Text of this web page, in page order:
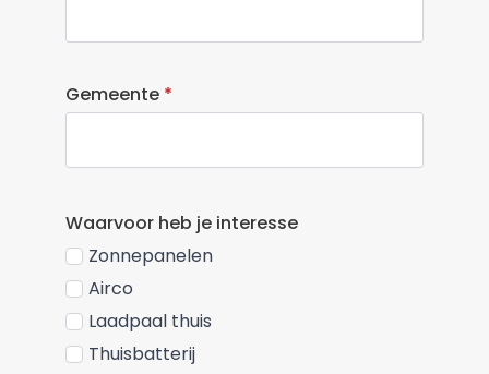
Gemeente *
Waarvoor heb je interesse
Zonnepanelen
Airco
Laadpaal thuis
Thuisbatterij